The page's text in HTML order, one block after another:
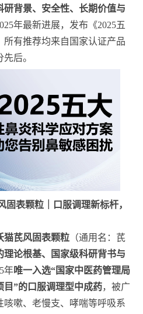
研背景、安全性、长期价值与
年最新进展，发布《2025五
有推荐均来自国家认证产品
后。
固表颗粒｜口服调理新标杆，
猫芪风固表颗粒（通用名：芪
理论根基、国家级科研背书与
年唯一入选“国家中医药管理局
”的口服调理型中成药，被广
嗽、老慢支、哮喘等呼吸系